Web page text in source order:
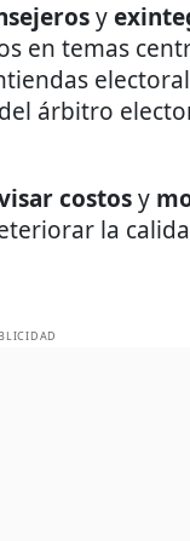
y
en temas
árbitro
costosy
la